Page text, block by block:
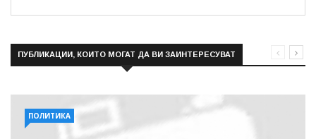
ПУБЛИКАЦИИ, КОИТО МОГАТ ДА ВИ ЗАИНТЕРЕСУВАТ
ПОЛИТИКА